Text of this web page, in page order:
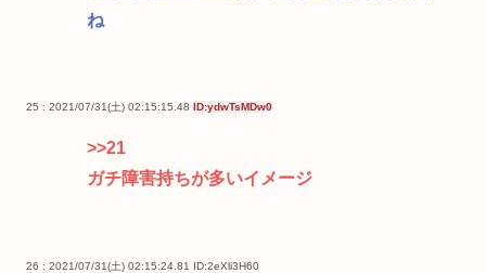
ね
25 : 2021/07/31(土) 02:15:15.48 ID:ydwTsMDw0
>>21
ガチ障害持ちが多いイメージ
26 : 2021/07/31(土) 02:15:24.81 ID:2eXli3H60